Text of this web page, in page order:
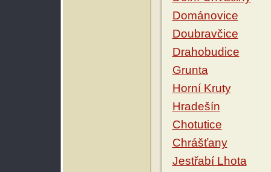
Dománovice
Doubravčice
Drahobudice
Grunta
Horní Kruty
Hradešín
Chotutice
Chrášťany
Jestřabí Lhota